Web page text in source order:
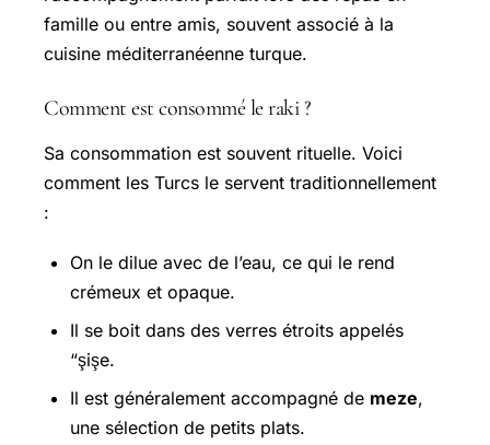
famille ou entre amis, souvent associé à la
cuisine méditerranéenne turque.
Comment est consommé le raki ?
Sa consommation est souvent rituelle. Voici
comment les Turcs le servent traditionnellement
:
On le dilue avec de l’eau, ce qui le rend
crémeux et opaque.
Il se boit dans des verres étroits appelés
“şişe.
Il est généralement accompagné de meze,
une sélection de petits plats.